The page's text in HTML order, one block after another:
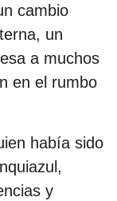
cambio
un
a muchos
en el rumbo
había sido
y